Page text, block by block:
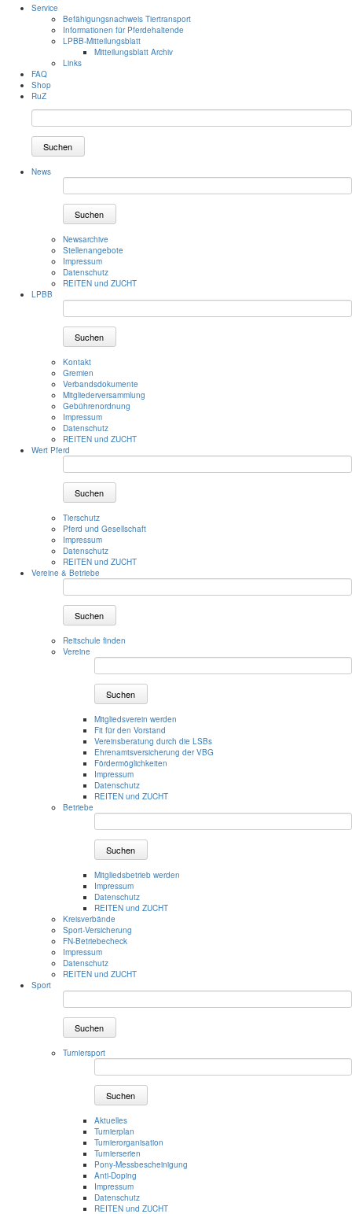
Service
Befähigungsnachweis Tiertransport
Informationen für Pferdehaltende
LPBB-Mitteilungsblatt
Mitteilungsblatt Archiv
Links
FAQ
Shop
RuZ
Suchen
News
Suchen
Newsarchive
Stellenangebote
Impressum
Datenschutz
REITEN und ZUCHT
LPBB
Suchen
Kontakt
Gremien
Verbandsdokumente
Mitgliederversammlung
Gebührenordnung
Impressum
Datenschutz
REITEN und ZUCHT
Wert Pferd
Suchen
Tierschutz
Pferd und Gesellschaft
Impressum
Datenschutz
REITEN und ZUCHT
Vereine & Betriebe
Suchen
Reitschule finden
Vereine
Suchen
Mitgliedsverein werden
Fit für den Vorstand
Vereinsberatung durch die LSBs
Ehrenamtsversicherung der VBG
Fördermöglichkeiten
Impressum
Datenschutz
REITEN und ZUCHT
Betriebe
Suchen
Mitgliedsbetrieb werden
Impressum
Datenschutz
REITEN und ZUCHT
Kreisverbände
Sport-Versicherung
FN-Betriebecheck
Impressum
Datenschutz
REITEN und ZUCHT
Sport
Suchen
Turniersport
Suchen
Aktuelles
Turnierplan
Turnierorganisation
Turnierserien
Pony-Messbescheinigung
Anti-Doping
Impressum
Datenschutz
REITEN und ZUCHT